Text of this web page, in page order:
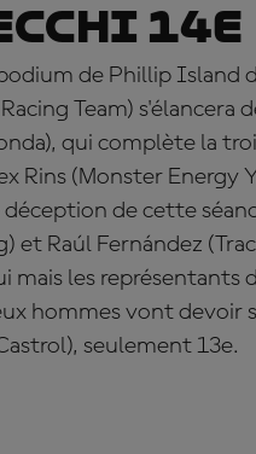
14e
de Phillip Island
Team)
qui complète la
Rins (Monster Energy
déception de cette
et Raúl Fernández
mais les représentants
hommes vont
seulement 13e.